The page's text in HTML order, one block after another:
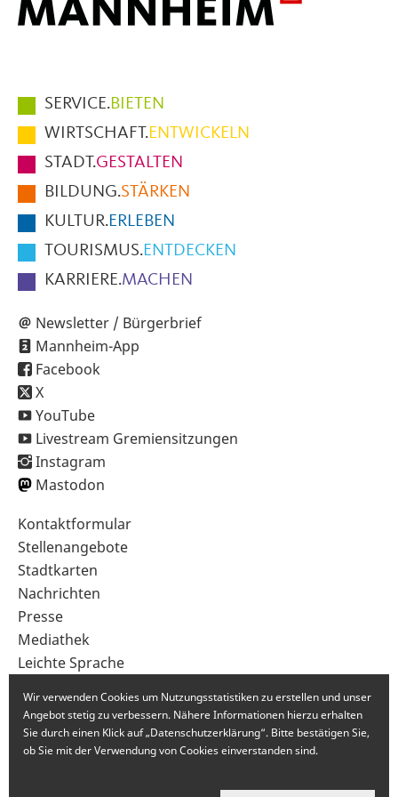
Hauptmenüpunkte
im
Fußbereich
der
Seite
SERVICE.BIETEN
WIRTSCHAFT.ENTWICKELN
STADT.GESTALTEN
BILDUNG.STÄRKEN
KULTUR.ERLEBEN
TOURISMUS.ENTDECKEN
KARRIERE.MACHEN
Newsletter / Bürgerbrief
Mannheim-App
Facebook
X
YouTube
Livestream Gremiensitzungen
Instagram
Mastodon
Sekundärnavigation
im
Fußbereich
Kontaktformular
Stellenangebote
Stadtkarten
Nachrichten
Presse
Mediathek
Leichte Sprache
Wir verwenden Cookies um Nutzungsstatistiken zu erstellen und unser
Angebot stetig zu verbessern. Nähere Informationen hierzu erhalten
Sie durch einen Klick auf „Datenschutzerklärung“. Bitte bestätigen Sie,
ob Sie mit der Verwendung von Cookies einverstanden sind.